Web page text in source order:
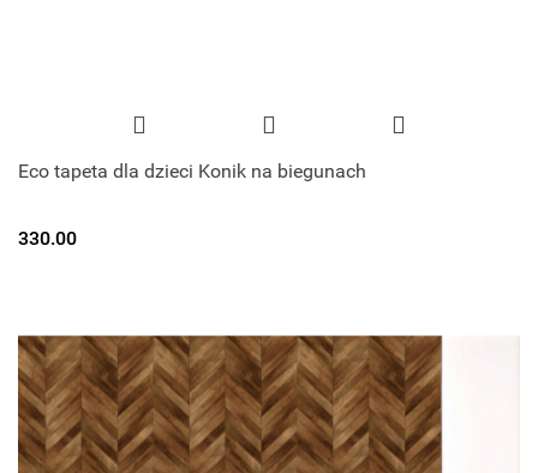
Eco tapeta dla dzieci Konik na biegunach
330.00